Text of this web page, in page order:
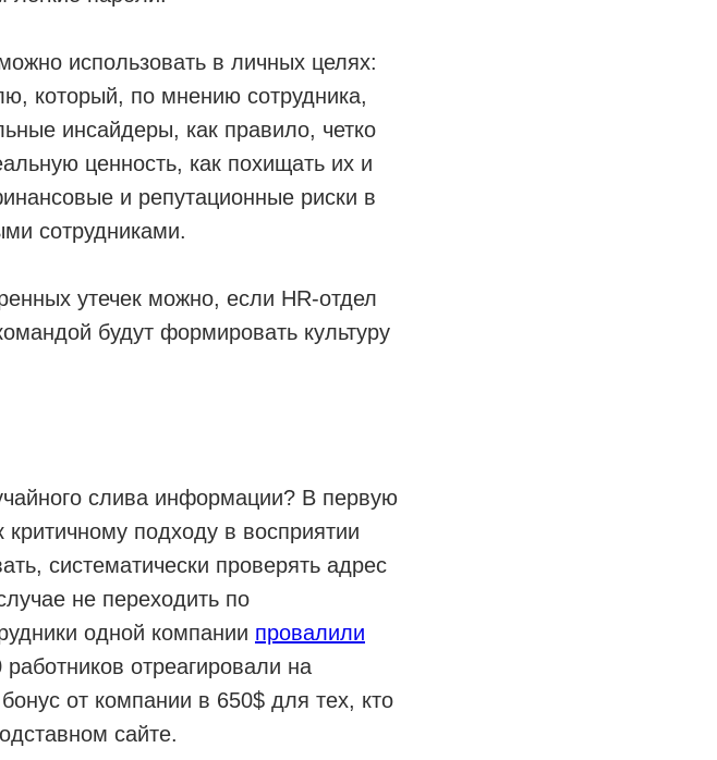
использовать в личных целях:
который, по мнению сотрудника,
инсайдеры, как правило, четко
ценность, как похищать их и
и репутационные риски в
сотрудниками.
утечек можно, если HR-отдел
будут формировать культуру
слива информации? В первую
подходу в восприятии
систематически проверять адрес
не переходить по
одной компании провалили
отреагировали на
от компании в 650$ для тех, кто
сайте.